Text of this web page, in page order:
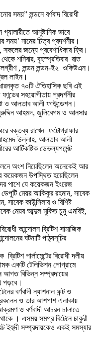
সময়” লন্ডনে বর্ণবাদ বিরোধী
আনুষ্টানিক ভাবে
নামের চিত্র প্রদর্শনীর।
জন্যে প্রবেশাধিকার ফ্রি।
শনিবার, বৃহস্প্রতিবার রাত
, লন্ডন লন্ডন-ই২ ওকিউএন।
লাইন।
৭০টি ঐতিহাসিক ছবি এই
সহয়োগীতায় প্রদর্শনীর
ও আলতাব আলী ফাউন্ডেশন।
আহমদ, জুলিবেগম ও আনসার
বক্তব্য রাখেন ফটোগ্রাফার
আহমেদ উল্লাহ, আলতাব আলী
আর্টিকষ্টিক ডেভল্যপমেন্ট
অংশ নিয়েছিলেন অনেকেই আর
কয়েকজন উপস্থিত হয়েছিলেন
পাশে যে কয়েকজন ইংরেজ
মেয়র আকিকুর রহমান, সাবেক
কাউন্সিলার ও বিশিষ্ট
মেয়র আব্দুল মুকিত চুনু এমবিই,
আন্দোলন ব্রিটিশ সামাজিক
ঘটনাটি পাঠ্যসূচির
পার্লামেন্টের বিরোধী দলীয়
একটি টেলিভিশন পোগ্রামে
আগত বিভিন্ন সম্প্রদায়ের
পড়বে।
বর্ণবাদী ন্যাশনাল ফন্ট ও
ও তার আশপাশ এলাকায়
ও বর্ণবাদী আচরন চালাতে
। এসময় সমগ্র বিটেনে চাকুরী
ইহুদী সম্প্রদায়কেও একই সমস্যার